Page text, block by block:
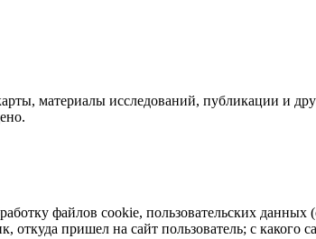
материалы исследований, публикации и
файлов cookie, пользовательских
откуда пришел на сайт пользователь; с